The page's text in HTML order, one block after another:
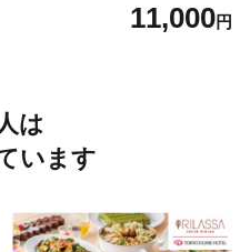
11,000円
は
います